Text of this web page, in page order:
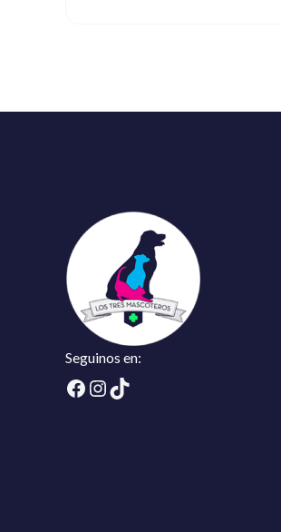
Seguinos en:
Facebook
Instagram
TikTok